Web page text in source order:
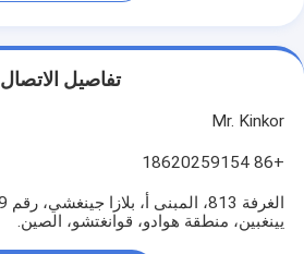
تفاصيل الاتصال
Mr. Kinkor
+86 18620259154
يينغبين، منطقة هوادو، قوانغتشو، الصين.